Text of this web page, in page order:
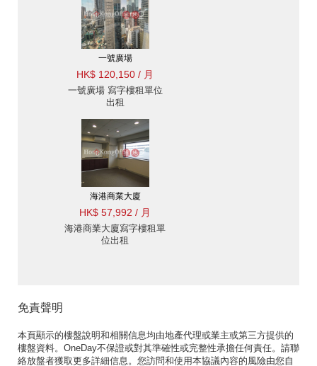
一號廣場
HK$ 120,150 / 月
一號廣場 寫字樓租單位
出租
海港商業大廈
HK$ 57,992 / 月
海港商業大廈寫字樓租單
位出租
免責聲明
本頁顯示的樓盤說明和相關信息均由地產代理或業主或第三方提供的
樓盤資料。OneDay不保證或對其準確性或完整性承擔任何責任。請聯
絡放盤者獲取更多詳細信息。您訪問和使用本協議內容的風險由您自